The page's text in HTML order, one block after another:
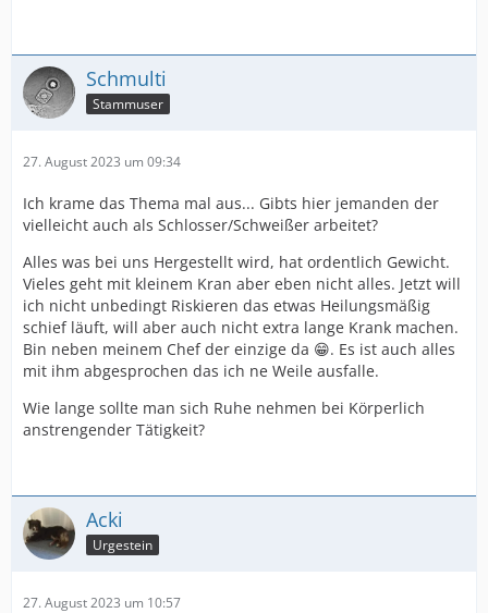
Schmulti
Stammuser
27. August 2023 um 09:34
Ich krame das Thema mal aus... Gibts hier jemanden der
vielleicht auch als Schlosser/Schweißer arbeitet?
Alles was bei uns Hergestellt wird, hat ordentlich Gewicht.
Vieles geht mit kleinem Kran aber eben nicht alles. Jetzt will
ich nicht unbedingt Riskieren das etwas Heilungsmäßig
schief läuft, will aber auch nicht extra lange Krank machen.
Bin neben meinem Chef der einzige da 😁. Es ist auch alles
mit ihm abgesprochen das ich ne Weile ausfalle.
Wie lange sollte man sich Ruhe nehmen bei Körperlich
anstrengender Tätigkeit?
Acki
Urgestein
27. August 2023 um 10:57